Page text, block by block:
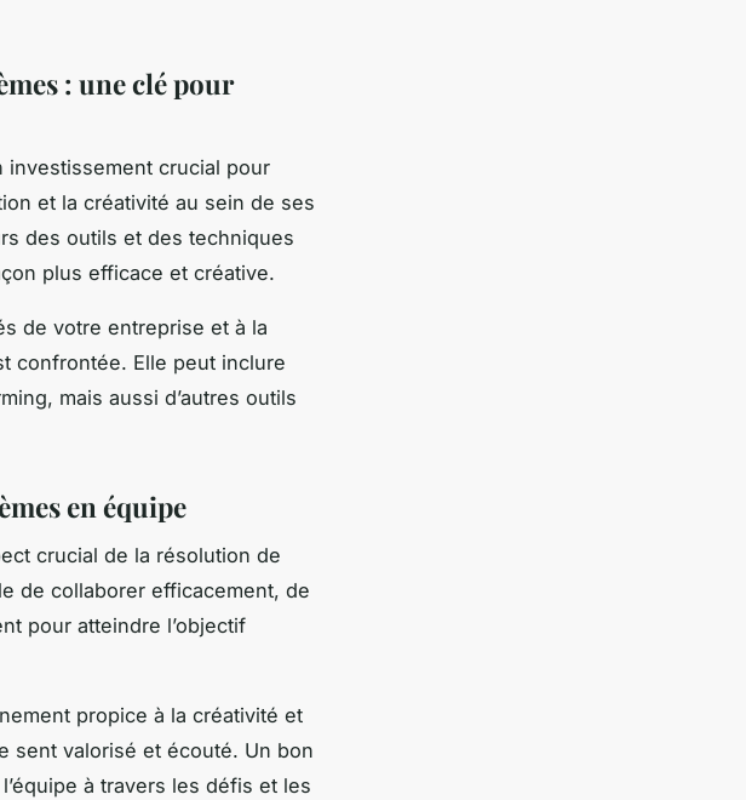
: une clé pour
crucial pour
et la créativité au sein de ses
des outils et des techniques
plus efficace et créative.
de votre entreprise et à la
confrontée. Elle peut inclure
mais aussi d’autres outils
en équipe
crucial de la résolution de
de collaborer efficacement, de
pour atteindre l’objectif
propice à la créativité et
sent valorisé et écouté. Un bon
à travers les défis et les